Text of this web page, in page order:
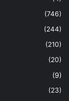
(746)
(244)
(210)
(20)
(9)
(23)